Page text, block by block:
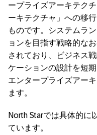
ープライズアーキテク
ーキテクチャ」への移
ものです。システムラ
ョンを目指す戦略的な
されており、ビジネス
ケーションの設計を短
エンタープライズアー
ます。
North Starでは具体的に
ています。